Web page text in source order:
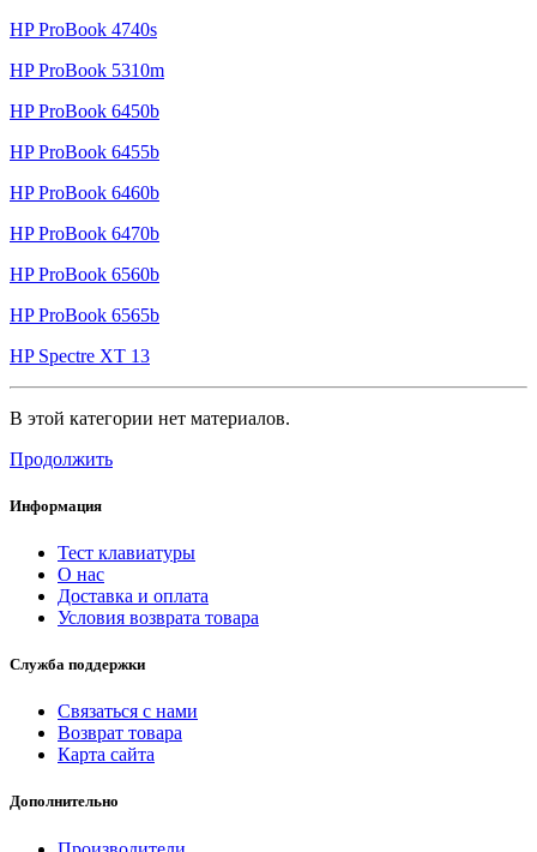
HP ProBook 4740s
HP ProBook 5310m
HP ProBook 6450b
HP ProBook 6455b
HP ProBook 6460b
HP ProBook 6470b
HP ProBook 6560b
HP ProBook 6565b
HP Spectre XT 13
В этой категории нет материалов.
Продолжить
Информация
Тест клавиатуры
О нас
Доставка и оплата
Условия возврата товара
Служба поддержки
Связаться с нами
Возврат товара
Карта сайта
Дополнительно